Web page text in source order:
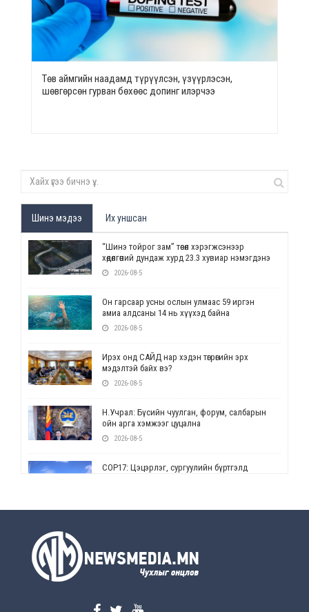
Төв аймгийн наадамд түрүүлсэн, үзүүрлэсэн,
шөвгөрсөн гурван бөхөөс допинг илэрчээ
Шинэ мэдээ Их уншсан
“Шинэ тойрог зам” төсөл хэрэгжсэнээр
хөдөлгөөний дундаж хурд 23.3 хувиар нэмэгдэнэ
2026-08-5
Он гарсаар усны ослын улмаас 59 иргэн
амиа алдсаны 14 нь хүүхэд байна
2026-08-5
Ирэх онд САЙД нар хэдэн төгрөгийн эрх
мэдэлтэй байх вэ?
2026-08-5
Н.Учрал: Бүсийн чуулган, форум, салбарын
ойн арга хэмжээг цуцална
2026-08-5
СОР17: Цэцэрлэг, сургуулийн бүртгэлд
2026-08-5
2026-08-5